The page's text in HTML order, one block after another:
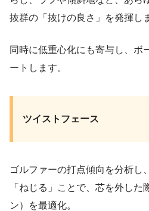
抜群の「抜けの良さ」を発揮し
同時に低重心化にも寄与し、ボ
ートします。
ツイストフェース
ゴルファーの打点傾向を分析し
「ねじる」ことで、芯を外し
ン）を最適化。